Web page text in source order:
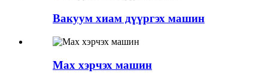
Вакуум хиам дүүргэх машин
Мах хэрчэх машин